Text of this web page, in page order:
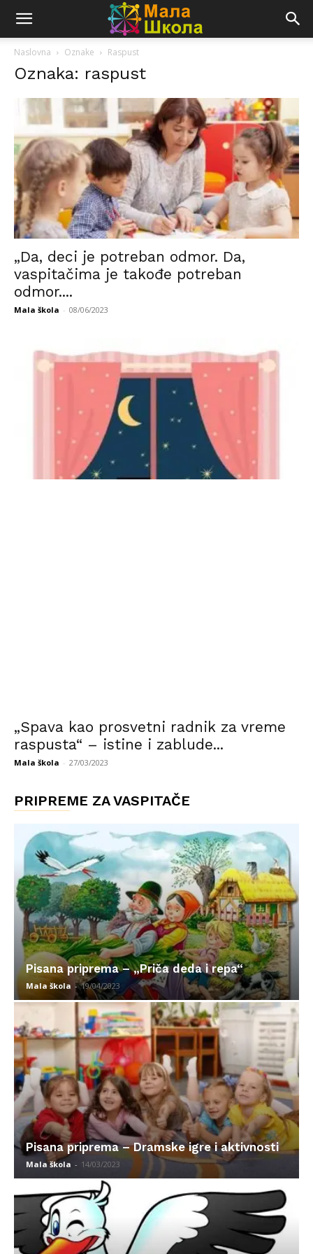
Naslovna Oznake Raspust
Oznaka: raspust
„Da, deci je potreban odmor. Da,
vaspitačima je takođe potreban
odmor....
Mala škola - 08/06/2023
„Spava kao prosvetni radnik za vreme
raspusta“ – istine i zablude...
Mala škola - 27/03/2023
PRIPREME ZA VASPITAČE
Pisana priprema – „Priča deda i repa“
Mala škola - 19/04/2023
Pisana priprema – Dramske igre i aktivnosti
Mala škola - 14/03/2023